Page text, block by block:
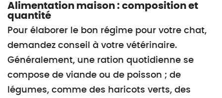
Alimentation maison : composition et
quantité
Pour élaborer le bon régime pour votre chat,
demandez conseil à votre vétérinaire.
Généralement, une ration quotidienne se
compose de viande ou de poisson ; de
légumes, comme des haricots verts, des